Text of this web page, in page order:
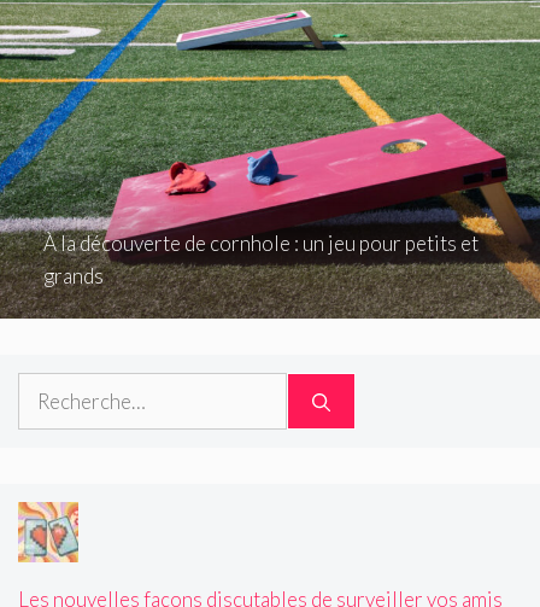
À la découverte de cornhole : un jeu pour petits et
grands
Rechercher :
Les nouvelles façons discutables de surveiller vos amis